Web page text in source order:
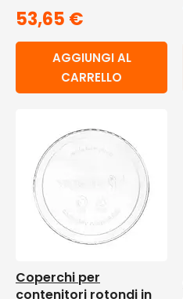
53,65 €
AGGIUNGI AL
CARRELLO
Coperchi per
contenitori rotondi in